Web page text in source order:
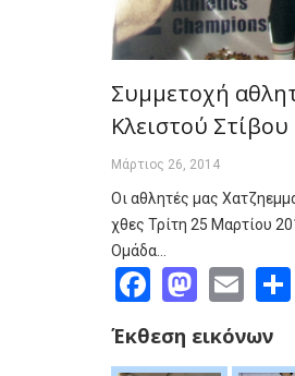
Συμμετοχή
Κλειστού
Μάρτιος 26, 2014
Οι αθλητές μας
χθες Τρίτη 25 Μαρτίου
Ομάδα…
Facebook
Έκθεση εικόνων